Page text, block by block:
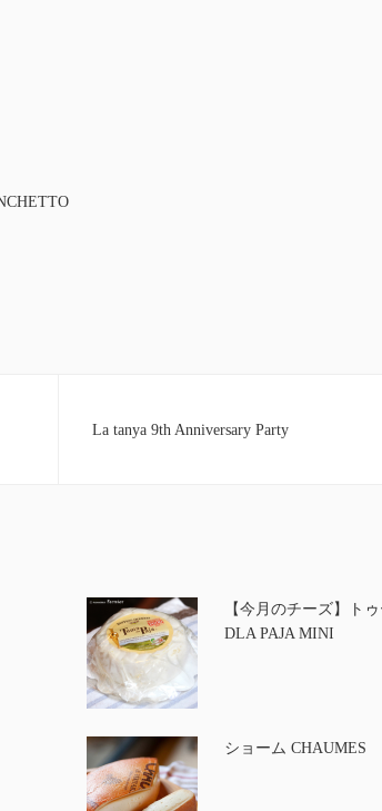
La tanya 9th Anniversary Party
【今月のチーズ】ト
DLA PAJA MINI
ショーム CHAUMES